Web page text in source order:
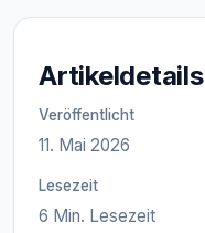
Artikeldetails
Veröffentlicht
11. Mai 2026
Lesezeit
6 Min. Lesezeit